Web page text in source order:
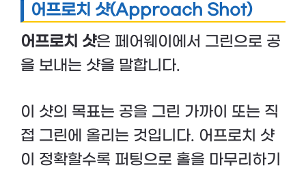
어프로치 샷(Approach Shot)
어프로치 샷은 페어웨이에서 그린으로 공
을 보내는 샷을 말합니다.
이 샷의 목표는 공을 그린 가까이 또는 직
접 그린에 올리는 것입니다. 어프로치 샷
이 정확할수록 퍼팅으로 홀을 마무리하기